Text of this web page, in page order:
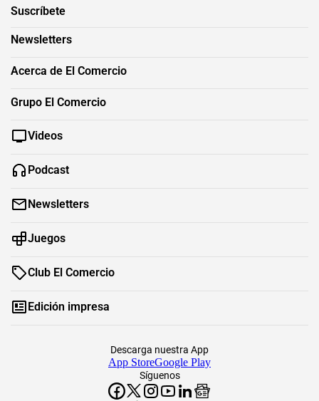
Suscríbete
Newsletters
Acerca de El Comercio
Grupo El Comercio
Videos
Podcast
Newsletters
Juegos
Club El Comercio
Edición impresa
Síguenos
Descarga nuestra App
App StoreGoogle Play